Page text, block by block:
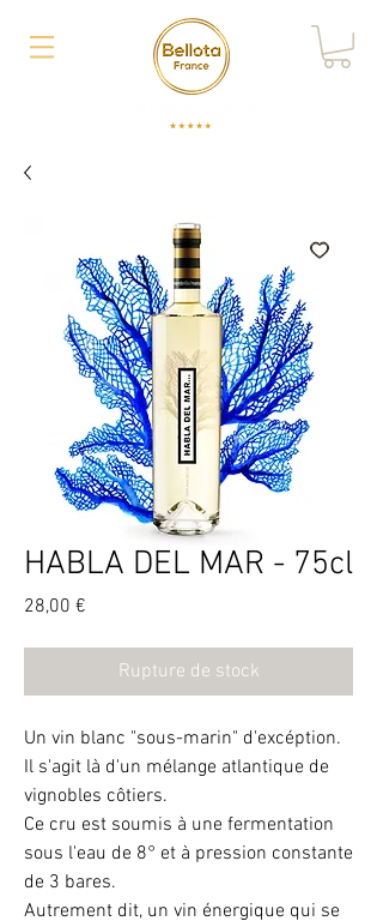
HABLA DEL MAR - 75cl
28,00 €
Rupture de stock
Un vin blanc "sous-marin" d'excéption.
Il s'agit là d'un mélange atlantique de
vignobles côtiers.
Ce cru est soumis à une fermentation
sous l'eau de 8° et à pression constante
de 3 bares.
Autrement dit, un vin énergique qui se